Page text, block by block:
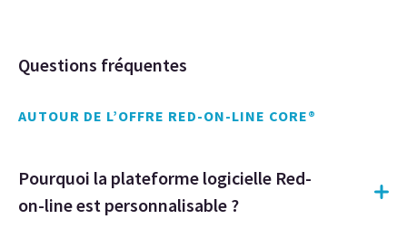
Questions fréquentes
AUTOUR DE L’OFFRE RED-ON-LINE CORE®
Pourquoi la plateforme logicielle Red-
on-line est personnalisable ?